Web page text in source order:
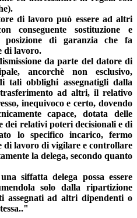
di lavoro può essere ad altri
conseguente sostituzione e
posizione di garanzia che fa
di lavoro.
da parte del datore di
ancorchè non esclusivo,
tali obblighi assegnatigli dalla
ad altri, il relativo
inequivoco e certo, dovendo
capace, dotata delle
dei relativi poteri decisionali e di
lo specifico incarico, fermo
di lavoro di vigilare e controllare
la delega, secondo quanto
siffatta delega possa essere
solo dalla ripartizione
assegnati ad altri dipendenti o